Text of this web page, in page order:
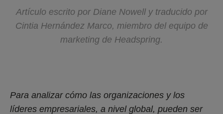
Artículo escrito por Diane Nowell y traducido por
Cintia Hernández Marco, miembro del equipo de
marketing de Headspring.
Para analizar cómo las organizaciones y los
líderes empresariales, a nivel global, pueden ser